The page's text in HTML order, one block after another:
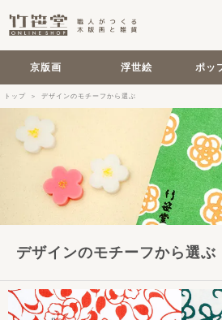
京版画 浮世絵 ポッ
トップ デザインのモチーフから選ぶ
デザインのモチーフから選ぶ